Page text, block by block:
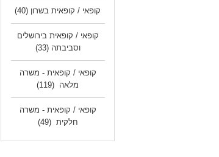
קופאי / קופאית בשרון (40)
קופאי / קופאית בירושלים
וסביבתה (33)
קופאי / קופאית - משרה
מלאה (119)
קופאי / קופאית - משרה
חלקית (49)